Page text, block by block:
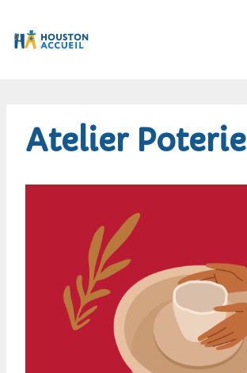
Atelier Poterie